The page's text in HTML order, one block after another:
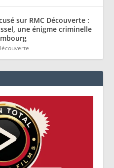
sur RMC Découverte :
une énigme criminelle